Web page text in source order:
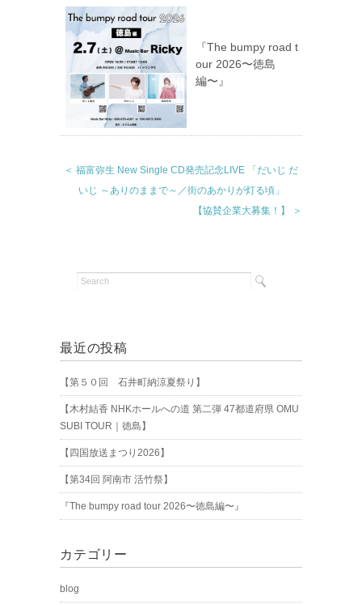
『The bumpy road t
our 2026〜徳島
編〜』
＜ 福富弥生 New Single CD発売記念LIVE 「だいじ だ
いじ ～ありのままで～／街のあかりが灯る頃」
【協賛企業大募集！】 ＞
最近の投稿
【第５０回 石井町納涼夏祭り】
【木村結香 NHKホールへの道 第二弾 47都道府県 OMU
SUBI TOUR｜徳島】
【四国放送まつり2026】
【第34回 阿南市 活竹祭】
『The bumpy road tour 2026〜徳島編〜』
カテゴリー
blog